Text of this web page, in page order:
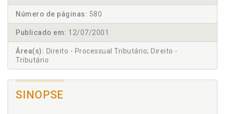
Número de páginas: 580
Publicado em: 12/07/2001
Área(s): Direito - Processual Tributário; Direito -
Tributário
SINOPSE